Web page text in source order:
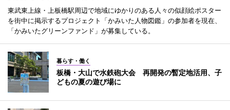
東武東上線・上板橋駅周辺で地域にゆかりのある人々の似顔絵ポスター
を街中に掲示するプロジェクト「かみいた人物図鑑」の参加者を現在、
「かみいたグリーンファンド」が募集している。
暮らす・働く
板橋・大山で水鉄砲大会 再開発の暫定地活用、子
どもの夏の遊び場に